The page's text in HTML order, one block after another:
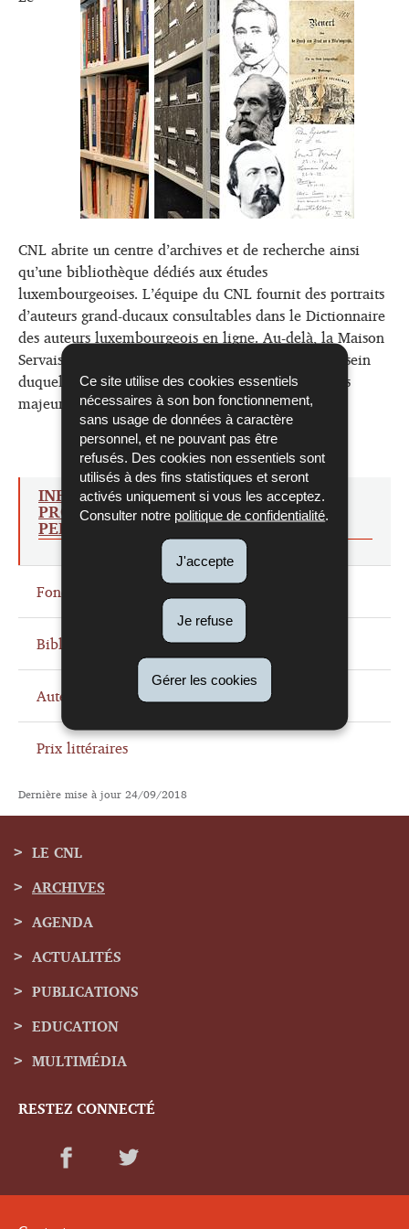
Ce site utilise des cookies essentiels
nécessaires à son bon fonctionnement,
sans usage de données à caractère
personnel, et ne pouvant pas être
refusés. Des cookies non essentiels sont
utilisés à des fins statistiques et seront
activés uniquement si vous les acceptez.
Consulter notre politique de confidentialité
J'accepte
Je refuse
Gérer les cookies
CNL abrite un centre d’archives et de recherche ainsi
qu’une bibliothèque dédiés aux études
luxembourgeoises. L’équipe du CNL fournit des portraits
d’auteurs grand-ducaux consultables dans le Dictionnaire
des auteurs luxembourgeois en ligne. Au-delà, la Maison
Servais est un lieu de lectures et de rencontres, au sein
duquel sont notamment décernés les prix littéraires
majeurs.
INFORMATIONS RELATIVES À LA
PROTECTION DES DONNÉES
PERSONNELLES
Fonds d'archives
Bibliothèque
Auteurs
Prix littéraires
Dernière mise à jour24/09/2018
Menu
de
navigation
LE CNL
ARCHIVES
AGENDA
ACTUALITÉS
PUBLICATIONS
EDUCATION
MULTIMÉDIA
RESTEZ CONNECTÉ